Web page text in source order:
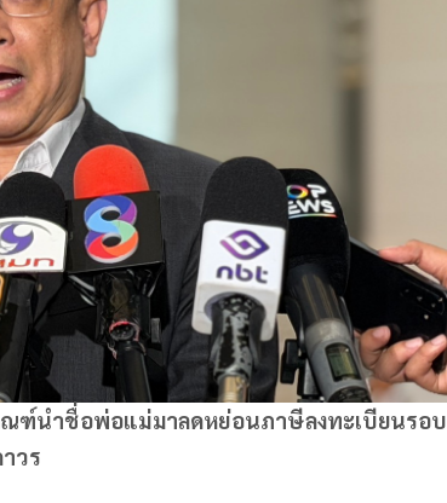
ณฑ์นำชื่อพ่อแม่มาลดหย่อนภาษีลงทะเบียนรอบ
วร